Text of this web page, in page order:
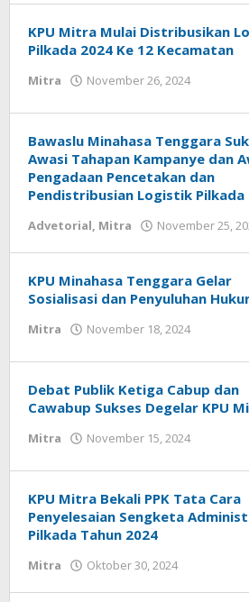
KPU Mitra Mulai Distribusikan
Pilkada 2024 Ke 12 Kecamatan
Mitra November 26, 2024
Bawaslu Minahasa Tenggara
Awasi Tahapan Kampanye dan
Pengadaan Pencetakan dan
Pendistribusian Logistik Pilkada
Advetorial, Mitra November 25,
KPU Minahasa Tenggara Gelar
Sosialisasi dan Penyuluhan
Mitra November 18, 2024
Debat Publik Ketiga Cabup dan
Cawabup Sukses Degelar KPU
Mitra November 15, 2024
KPU Mitra Bekali PPK Tata Cara
Penyelesaian Sengketa
Pilkada Tahun 2024
Mitra Oktober 30, 2024